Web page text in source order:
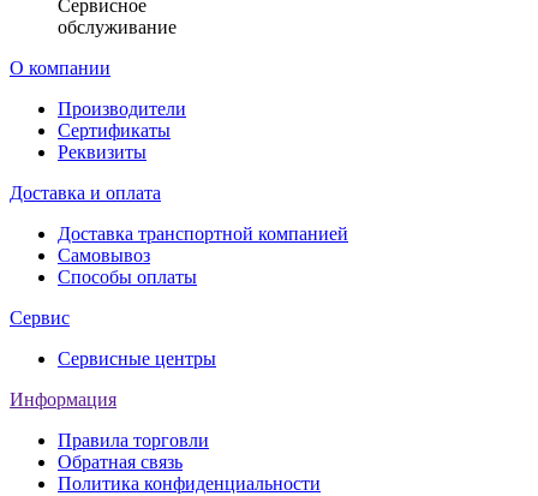
Сервисное
обслуживание
О компании
Производители
Сертификаты
Реквизиты
Доставка и оплата
Доставка транспортной компанией
Самовывоз
Способы оплаты
Сервис
Сервисные центры
Информация
Правила торговли
Обратная связь
Политика конфиденциальности